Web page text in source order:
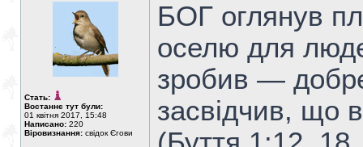
Стать:
Востаннє тут були:
01 квітня 2017, 15:48
Написано: 220
Віровизнання: свідок Єгови
БОГ оглянув
оселю для
зробив —
засвідчив, що